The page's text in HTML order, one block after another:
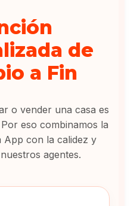
de
a Fin
o vender una casa es
eso combinamos la
App con la calidez y
agentes.